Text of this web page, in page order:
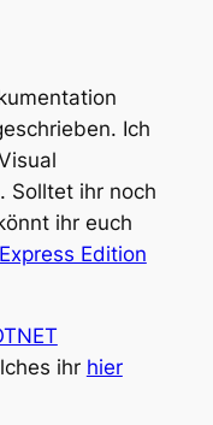
Ich
Solltet ihr noch
ihr euch
Edition
ihr hier